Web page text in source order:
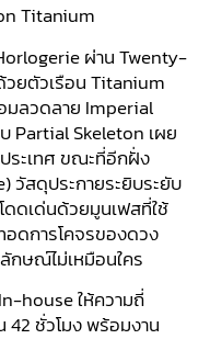
Titanium
ผ่าน Twenty-
ยตัวเรือน Titanium
มลวดลาย Imperial
Partial Skeleton เผย
ระเทศ ขณะที่อีกฝั่ง
วัสดุประกายระยิบระยับ
ดเด่นด้วยมูนเฟสที่ใช้
ดการโคจรของดวง
กษณ์ไม่เหมือนใคร
house ให้ความถี่
ชั่วโมง พร้อมงาน